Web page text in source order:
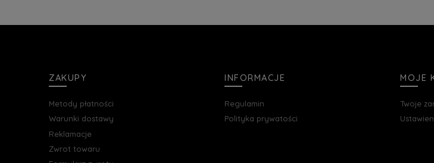
ZAKUPY
Metody płatności
Warunki dostawy
Reklamacje
Zwrot towaru
INFORMACJE
Regulamin
Polityka prywatości
MOJE
Twoje